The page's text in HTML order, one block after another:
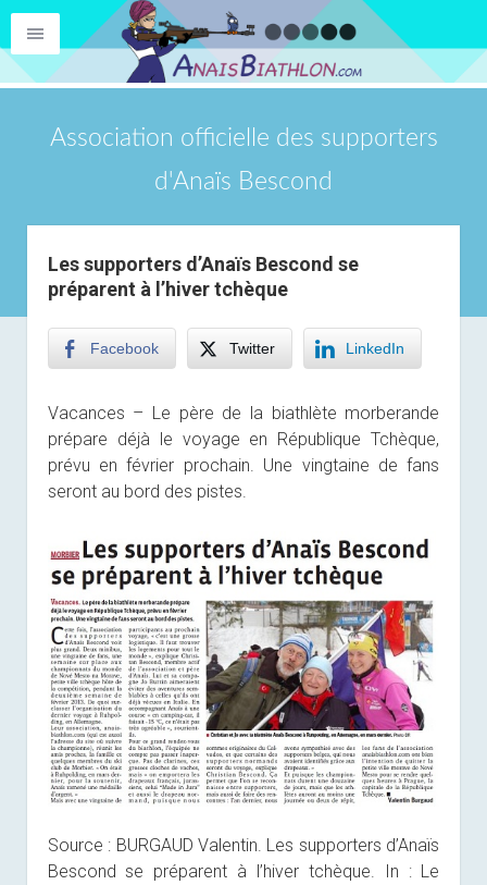
Association officielle des supporters
d'Anaïs Bescond
Les supporters d’Anaïs Bescond se
préparent à l’hiver tchèque
Facebook Twitter LinkedIn
Vacances – Le père de la biathlète morberande
prépare déjà le voyage en République Tchèque,
prévu en février prochain. Une vingtaine de fans
seront au bord des pistes.
Source : BURGAUD Valentin. Les supporters d’Anaïs
Bescond se préparent à l’hiver tchèque. In : Le